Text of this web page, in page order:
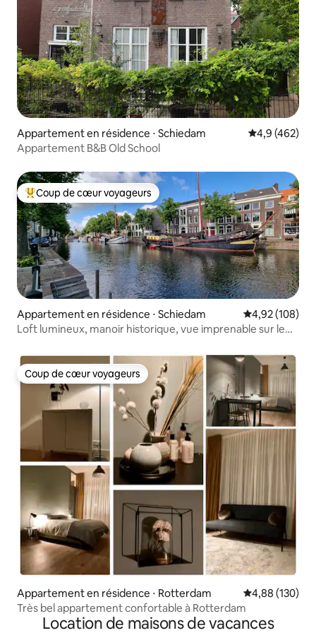
Appartement en résidence ⋅ Schiedam Évaluation
4,9 (462)
Appartement B&B Old School
Coups de cœur voyageurs les plus appréciés
Coup de cœur voyageurs
Appartement en résidence ⋅ Schiedam Évaluation
4,92 (108)
Loft lumineux, manoir historique, vue imprenable sur le
Coup de cœur voyageurs
Coup de cœur voyageurs
Appartement en résidence ⋅ Rotterdam Évaluation
4,88 (130)
Très bel appartement confortable à Rotterdam
Location de maisons de vacances